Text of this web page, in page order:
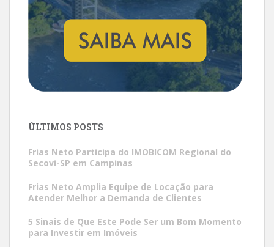
ÚLTIMOS POSTS
Frias Neto Participa do IMOBICOM Regional do
Secovi-SP em Campinas
Frias Neto Amplia Equipe de Locação para
Atender Melhor a Demanda de Clientes
5 Sinais de Que Este Pode Ser um Bom Momento
para Investir em Imóveis